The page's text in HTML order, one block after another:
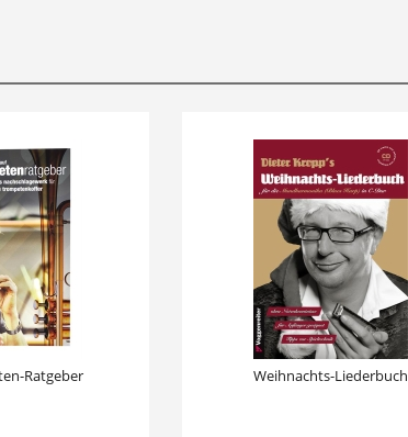
Ratgeber Weihnachts-Liederbuch